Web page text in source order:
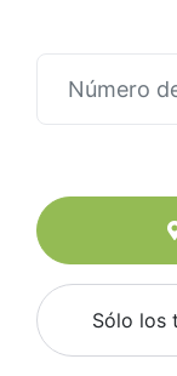
Sólo los